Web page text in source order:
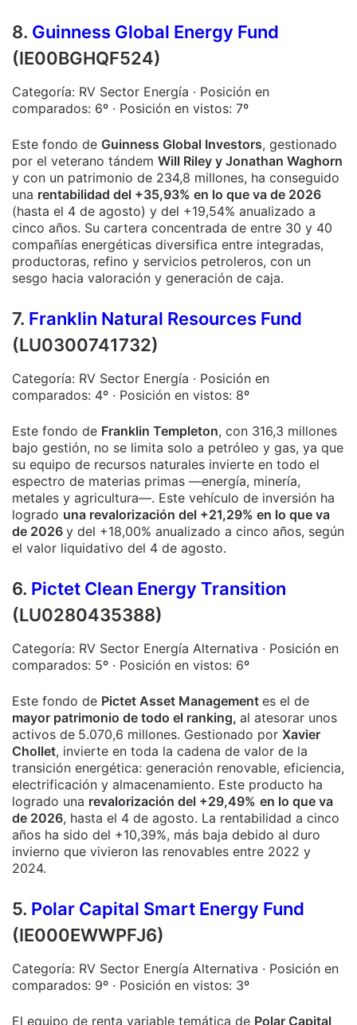
8. Guinness Global Energy Fund
(IE00BGHQF524)
Categoría: RV Sector Energía · Posición en
comparados: 6º · Posición en vistos: 7º
Este fondo de Guinness Global Investors, gestionado
por el veterano tándem Will Riley y Jonathan Waghorn
y con un patrimonio de 234,8 millones, ha conseguido
una rentabilidad del +35,93% en lo que va de 2026
(hasta el 4 de agosto) y del +19,54% anualizado a
cinco años. Su cartera concentrada de entre 30 y 40
compañías energéticas diversifica entre integradas,
productoras, refino y servicios petroleros, con un
sesgo hacia valoración y generación de caja.
7. Franklin Natural Resources Fund
(LU0300741732)
Categoría: RV Sector Energía · Posición en
comparados: 4º · Posición en vistos: 8º
Este fondo de Franklin Templeton, con 316,3 millones
bajo gestión, no se limita solo a petróleo y gas, ya que
su equipo de recursos naturales invierte en todo el
espectro de materias primas —energía, minería,
metales y agricultura—. Este vehículo de inversión ha
logrado una revalorización del +21,29% en lo que va
de 2026 y del +18,00% anualizado a cinco años, según
el valor liquidativo del 4 de agosto.
6. Pictet Clean Energy Transition
(LU0280435388)
Categoría: RV Sector Energía Alternativa · Posición en
comparados: 5º · Posición en vistos: 6º
Este fondo de Pictet Asset Management es el de
mayor patrimonio de todo el ranking, al atesorar unos
activos de 5.070,6 millones. Gestionado por Xavier
Chollet, invierte en toda la cadena de valor de la
transición energética: generación renovable, eficiencia,
electrificación y almacenamiento. Este producto ha
logrado una revalorización del +29,49% en lo que va
de 2026, hasta el 4 de agosto. La rentabilidad a cinco
años ha sido del +10,39%, más baja debido al duro
invierno que vivieron las renovables entre 2022 y
2024.
5. Polar Capital Smart Energy Fund
(IE000EWWPFJ6)
Categoría: RV Sector Energía Alternativa · Posición en
comparados: 9º · Posición en vistos: 3º
El equipo de renta variable temática de Polar Capital